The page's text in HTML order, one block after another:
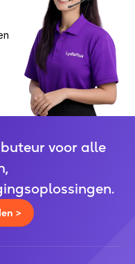
voor alle
>